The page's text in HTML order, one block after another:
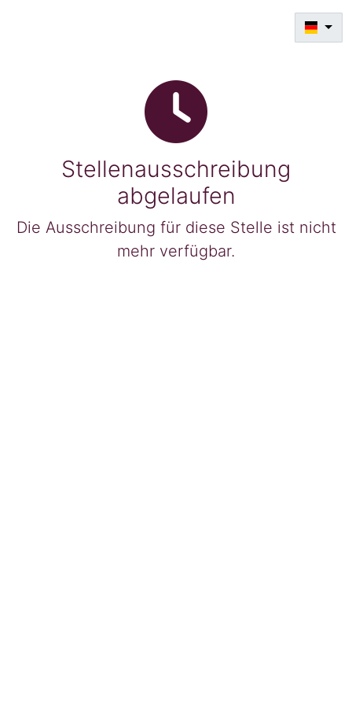
Stellenausschreibung
abgelaufen
Die Ausschreibung für diese Stelle ist nicht
mehr verfügbar.